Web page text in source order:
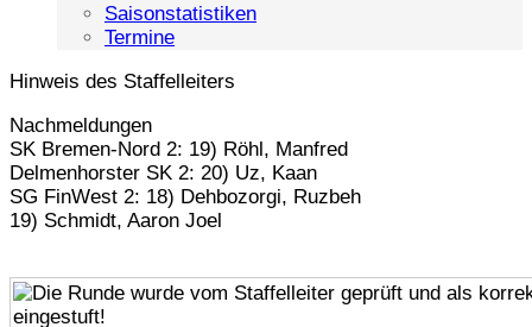
Saisonstatistiken
Termine
Hinweis des Staffelleiters
Nachmeldungen
SK Bremen-Nord 2: 19) Röhl, Manfred
Delmenhorster SK 2: 20) Uz, Kaan
SG FinWest 2: 18) Dehbozorgi, Ruzbeh
19) Schmidt, Aaron Joel